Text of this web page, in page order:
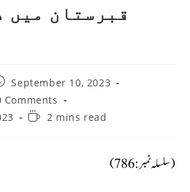
قبرستان میں
September 10, 2023
Comments
Reading2 mins read
(سلسلہ نمبر: 786)